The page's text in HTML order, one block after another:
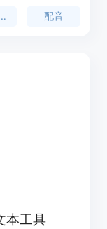
告通知、出海
语音 配音
本工具